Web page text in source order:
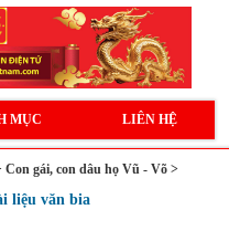
MỤC LIÊN HỆ
Con gái, con dâu họ Vũ - Võ >
liệu văn bia